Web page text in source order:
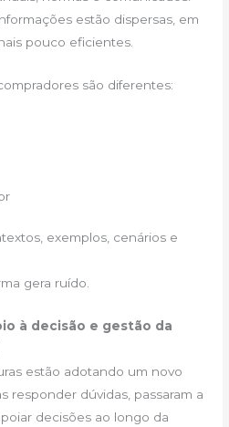
estão dispersas, em
pouco eficientes.
são diferentes:
exemplos, cenários e
gera ruído.
à decisão e gestão da
estão adotando um novo
responder dúvidas, passaram a
decisões ao longo da